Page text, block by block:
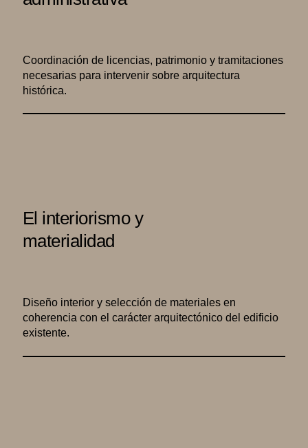
Coordinación de licencias, patrimonio y tramitaciones
necesarias para intervenir sobre arquitectura
histórica.
El interiorismo y
materialidad
Diseño interior y selección de materiales en
coherencia con el carácter arquitectónico del edificio
existente.